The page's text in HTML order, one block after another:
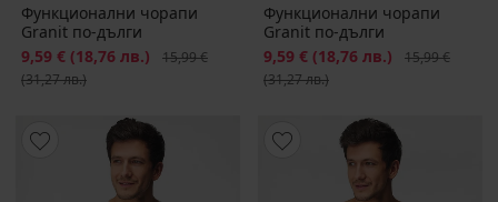
Функционални чорапи
Granit по-дълги
Намаление
9,59 € (18,76 лв.) Първоначална цена
15,99 €
(31,27 лв.)
Функционални чорапи
Granit по-дълги
Намаление
9,59 € (18,76 лв.)
15,99 €
(31,27 лв.)